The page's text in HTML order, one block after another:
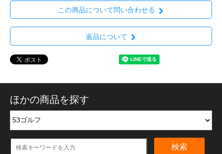
この商品について問い合わせる
返品について
ほかの商品を探す
検索